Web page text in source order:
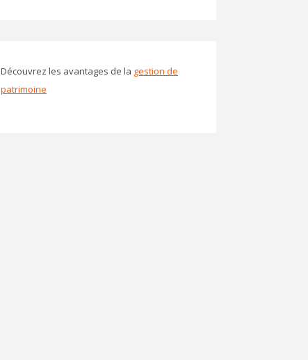
Découvrez les avantages de la gestion de
patrimoine